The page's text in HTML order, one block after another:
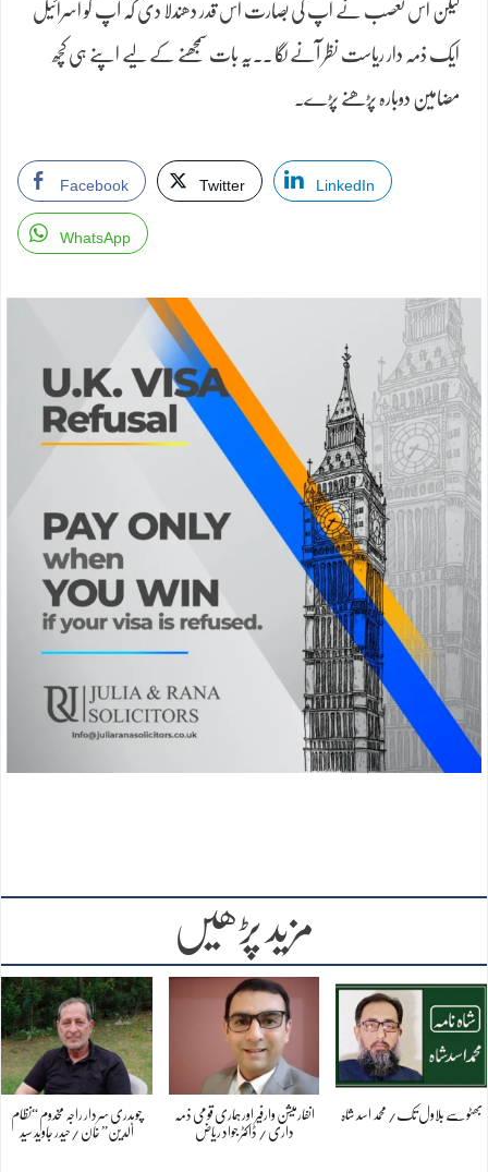
لیکن اس تعصب نے اپ کی بصارت اس قدر دھندلا دی کہ آپ کو اسرائیل
ایک ذمہ دار ریاست نظر آنے لگا ۔۔یہ بات سمجھنے کے لیے اپنے ہی کچھ
مضامین دوبارہ پڑھنے پڑے۔
Facebook Twitter
LinkedIn
WhatsApp
مزید پڑھیں
بھٹو سے بلاول تک/ محمد اسد شاہ
انفارمیشن وارفیر اور ہماری قومی ذمہ
داری / ڈاکٹر جواد ریاض
چوہدری سردار راجہ مخدوم “نظام
الدین” خان /حیدر جاوید سید